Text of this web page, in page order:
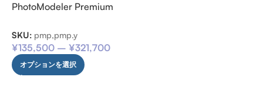
PhotoModeler Premium
SKU: pmp,pmp.y
¥135,500 – ¥321,700
オプションを選択